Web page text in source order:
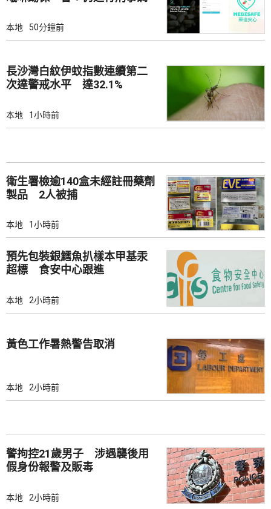
本地 50分鐘前
長沙灣白紋伊蚊指數連續第二
次達警戒水平 達32.1%
本地 1小時前
衛生署檢逾140盒未經註冊藥劑
製品 2人被捕
本地 1小時前
預先包裝銀鱈魚扒樣本甲基汞
超標 食安中心跟進
本地 2小時前
黃色工作暑熱警告取消
本地 2小時前
警拘控21歲男子 涉遇襲後用
假身份報警及販毒
本地 2小時前